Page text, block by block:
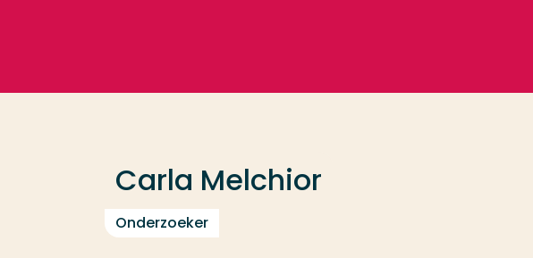
Carla Melchior
Onderzoeker